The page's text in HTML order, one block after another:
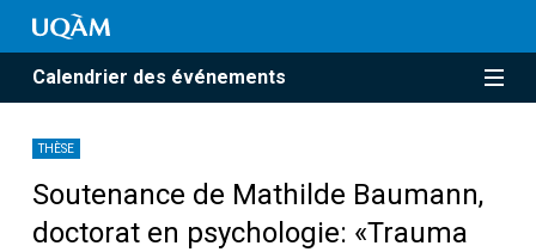
Calendrier des événements
THÈSE
Soutenance de Mathilde Baumann,
doctorat en psychologie: «Trauma